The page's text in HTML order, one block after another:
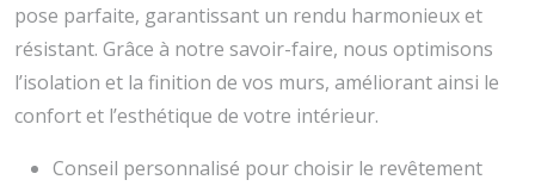
pose parfaite, garantissant un rendu harmonieux et
résistant. Grâce à notre savoir-faire, nous optimisons
l’isolation et la finition de vos murs, améliorant ainsi le
confort et l’esthétique de votre intérieur.
Conseil personnalisé pour choisir le revêtement